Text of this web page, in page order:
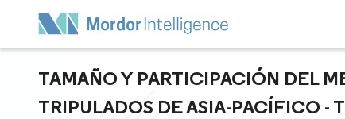
TAMAÑO Y PARTICIPACIÓN DEL
TRIPULADOS DE ASIA-PACÍFICO -